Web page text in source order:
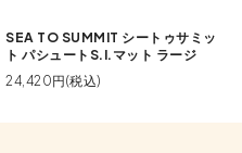
SEA TO SUMMIT シートゥサミッ
ト パシュートS.I.マット ラージ
24,420円(税込)